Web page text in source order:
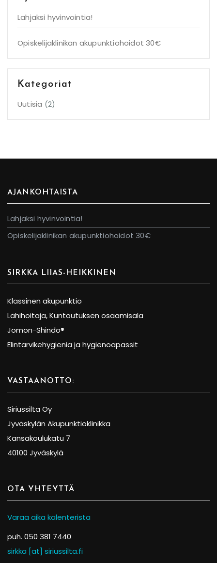
Lahjaksi hyvinvointia!
Opiskelijaklinikan akupunktiohoidot 30€
Kategoriat
Uutisia (2)
AJANKOHTAISTA
Lahjaksi hyvinvointia!
Opiskelijaklinikan akupunktiohoidot 30€
SIRKKA LIIAS-HEIKKINEN
Klassinen akupunktio
Lähihoitaja, Kuntoutuksen osaamisala
Jomon-Shindo®
Elintarvikehygienia ja hygienoapassit
VASTAANOTTO:
Siriussilta Oy
Jyväskylän Akupunktioklinikka
Kansakoulukatu 7
40100 Jyväskylä
OTA YHTEYTTÄ
Varaa aika kalenterista
puh. 050 381 7440
sirkka [at] siriussilta.fi